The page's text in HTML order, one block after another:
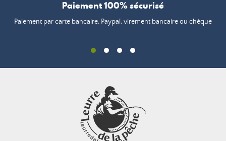
Paiement 100% sécurisé
Paiement par carte bancaire, Paypal, virement bancaire ou chèque